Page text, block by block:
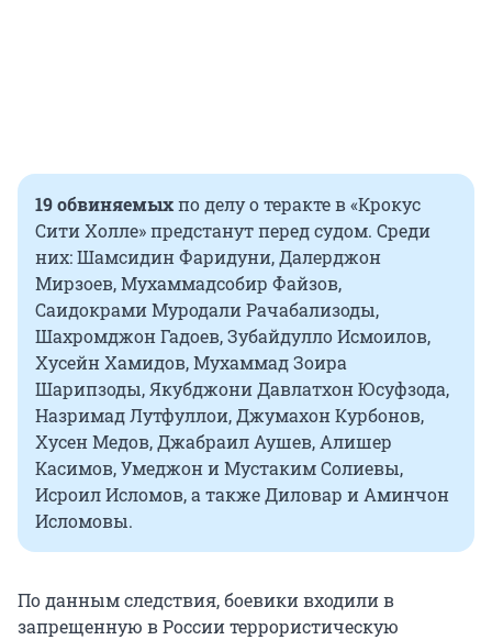
19 обвиняемыхпо делу о теракте в «Крокус
Сити Холле» предстанут перед судом. Среди
них: Шамсидин Фаридуни, Далерджон
Мирзоев, Мухаммадсобир Файзов,
Саидокрами Муродали Рачабализоды,
Шахромджон Гадоев, Зубайдулло Исмоилов,
Хусейн Хамидов, Мухаммад Зоира
Шарипзоды, Якубджони Давлатхон Юсуфзода,
Назримад Лутфуллои, Джумахон Курбонов,
Хусен Медов, Джабраил Аушев, Алишер
Касимов, Умеджон и Мустаким Солиевы,
Исроил Исломов, а также Диловар и Аминчон
Исломовы.
По данным следствия, боевики входили в
запрещенную в России террористическую